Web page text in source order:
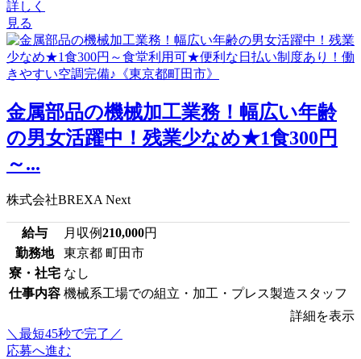
詳しく
見る
金属部品の機械加工業務！幅広い年齢
の男女活躍中！残業少なめ★1食300円
～...
株式会社BREXA Next
給与 月収例210,000円
勤務地
東京都 町田市
寮・社宅 なし
仕事内容 機械系工場での組立・加工・プレス製造スタッフ
詳細を表示
＼最短45秒で完了／
応募へ進む